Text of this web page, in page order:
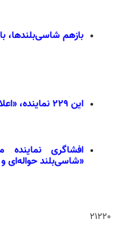
بازهم شاسی‌بلندها،
این ۲۲۹ نماینده، «اعلام» کردند، «شاسی‌بلند» نگرفته‌اند + اسامی
افشاگری نماینده
«شاسی‌بلند حواله‌ای
۲۱۲۲۰